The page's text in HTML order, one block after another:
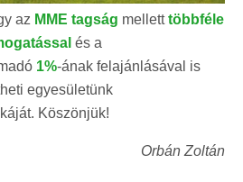
az MME tagság melletttöbbféle
és a
1%-ának felajánlásával is
egyesületünk
Köszönjük!
Orbán Zoltán